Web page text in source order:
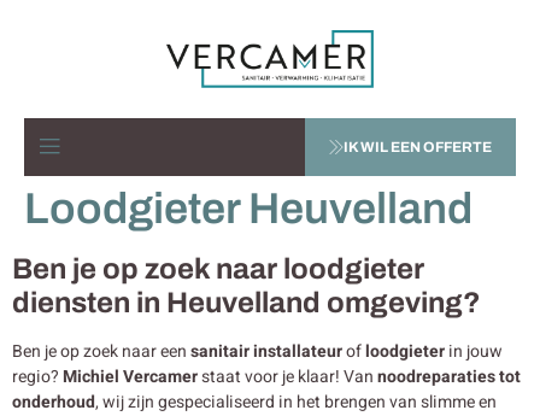
IK WIL EEN OFFERTE
Loodgieter Heuvelland
Ben je op zoek naar loodgieter
diensten in Heuvelland omgeving?
Ben je op zoek naar eensanitair installateurofloodgieterin jouw
regio? Michiel Vercamerstaat voor je klaar! Vannoodreparaties tot
onderhoud, wij zijn gespecialiseerd in het brengen van slimme en